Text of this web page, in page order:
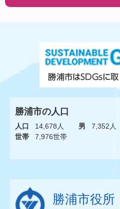
勝浦市の人口
人口 14,678人 男 7,352人
世帯
7,976世帯
勝浦市役所